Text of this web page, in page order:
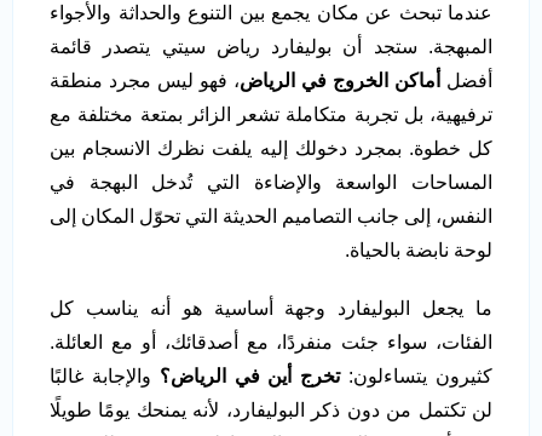
عندما تبحث عن مكان يجمع بين التنوع والحداثة والأجواء
المبهجة. ستجد أن بوليفارد رياض سيتي يتصدر قائمة
أفضل
أماكن الخروج في الرياض، فهو ليس مجرد منطقة
ترفيهية، بل تجربة متكاملة تشعر الزائر بمتعة مختلفة مع
كل خطوة. بمجرد دخولك إليه يلفت نظرك الانسجام بين
المساحات الواسعة والإضاءة التي تُدخل البهجة في
النفس، إلى جانب التصاميم الحديثة التي تحوّل المكان إلى
لوحة نابضة بالحياة.
ما يجعل البوليفارد وجهة أساسية هو أنه يناسب كل
الفئات، سواء جئت منفردًا، مع أصدقائك، أو مع العائلة.
كثيرون يتساءلون:تخرج أين في الرياض؟ والإجابة غالبًا
لن تكتمل من دون ذكر البوليفارد، لأنه يمنحك يومًا طويلًا